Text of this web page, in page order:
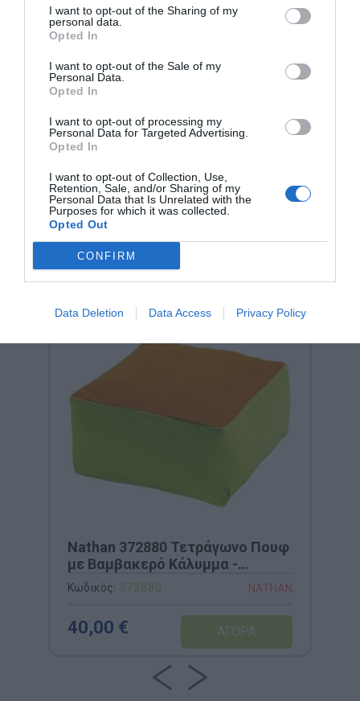
I want to opt-out of the Sharing of my
personal data.
Opted In
I want to opt-out of the Sale of my
Personal Data.
Opted In
I want to opt-out of processing my
Personal Data for Targeted Advertising.
Opted In
I want to opt-out of Collection, Use,
Retention, Sale, and/or Sharing of my
Personal Data that Is Unrelated with the
Purposes for which it was collected.
Opted Out
CONFIRM
Data Deletion Data Access Privacy Policy
ισχυρή "πράσινη" ταυτότητα που εκτιμάται από
σύγχρονους εκπαιδευτικούς οργανισμούς.
Nathan 372880 Τετράγωνο Πουφ
με Βαμβακερό Κάλυμμα -
37x37x18cm
Κωδικός: 372880 NATHAN
40,00 €